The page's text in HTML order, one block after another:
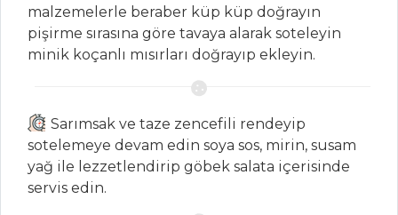
Pasta ve Tatlılar
Tüm Tarifleri
Çökelek Salatası
Meyve Salatası
malzemelerle beraber küp küp doğrayın
pişirme sırasına göre tavaya alarak soteleyin
minik koçanlı mısırları doğrayıp ekleyin.
Sarımsak ve taze zencefili rendeyip
sotelemeye devam edin soya sos, mirin, susam
yağ ile lezzetlendirip göbek salata içerisinde
servis edin.